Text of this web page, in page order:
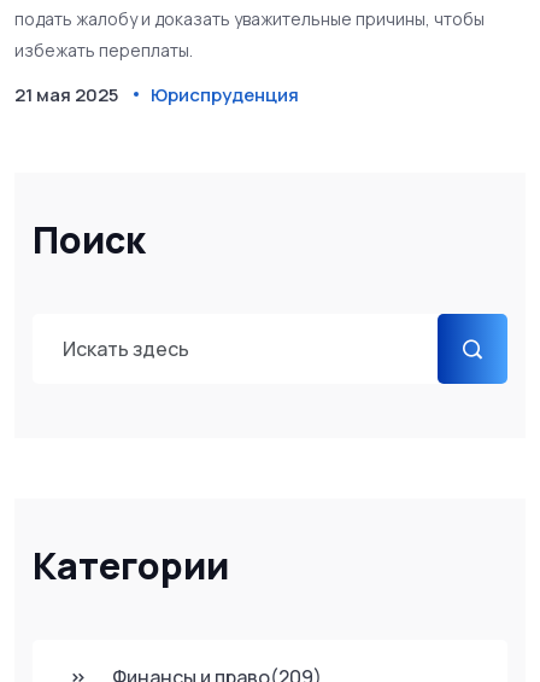
Поиск
Категории
Финансы и право(209)
подать жалобу и доказать уважительные причины, чтобы
избежать переплаты.
21 мая 2025 Юриспруденция